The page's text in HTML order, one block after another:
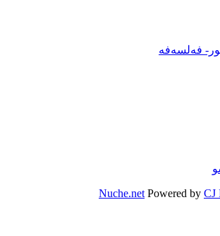
فەلسەفە
Nuche.net Powered by CJ